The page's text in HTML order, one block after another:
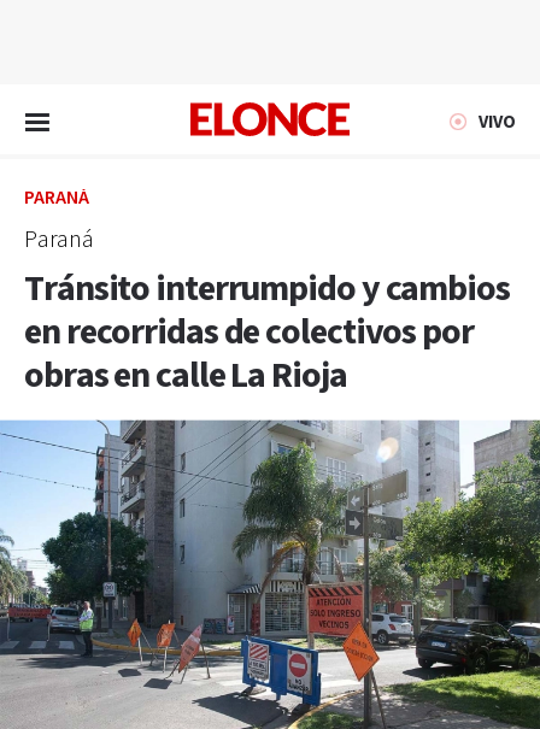
VIVO
PARANÁ
Paraná
Tránsito interrumpido y cambios
en recorridas de colectivos por
obras en calle La Rioja